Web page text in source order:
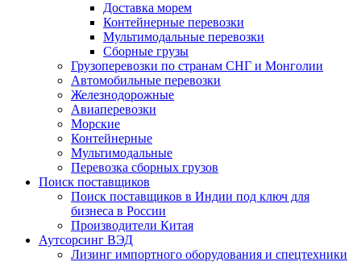
Доставка морем
Контейнерные перевозки
Мультимодальные перевозки
Сборные грузы
Грузоперевозки по странам СНГ и Монголии
Автомобильные перевозки
Железнодорожные
Авиаперевозки
Морские
Контейнерные
Мультимодальные
Перевозка сборных грузов
Поиск поставщиков
Поиск поставщиков в Индии под ключ для
бизнеса в России
Производители Китая
Аутсорсинг ВЭД
Лизинг импортного оборудования и спецтехники